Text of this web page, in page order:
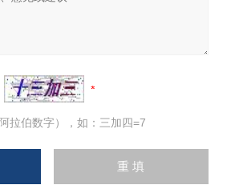
拉伯数字），如：三加四=7